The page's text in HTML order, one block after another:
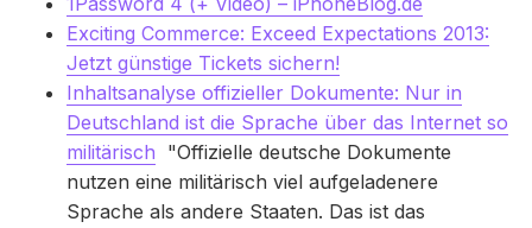
Exciting Commerce: Exceed Expectations 2013:
Jetzt günstige Tickets sichern!
Inhaltsanalyse offizieller Dokumente: Nur in
Deutschland ist die Sprache über das Internet so
militärisch "Offizielle deutsche Dokumente
nutzen eine militärisch viel aufgeladenere
Sprache als andere Staaten. Das ist das